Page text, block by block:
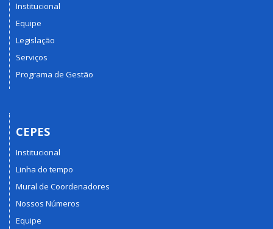
Institucional
Equipe
Legislação
Serviços
Programa de Gestão
CEPES
Institucional
Linha do tempo
Mural de Coordenadores
Nossos Números
Equipe